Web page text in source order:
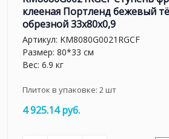
клееная Портленд бежевый
обрезной 33x80x0,9
Артикул: KM8080G0021RGCF
Размер: 80*33 см
Вес: 6.9 кг
Плиток в упаковке: 2шт
4 925.14 руб.